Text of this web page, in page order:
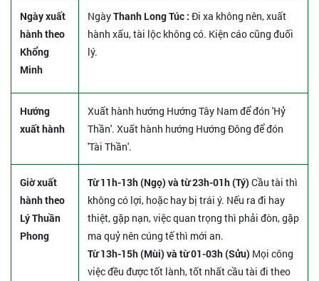
Ngày xuất
hành theo
Khổng
Minh
NgàyThanh Long Túc : Đi xa không nên, xuất
hành xấu, tài lộc không có. Kiện cáo cũng đuối
lý.
Hướng
xuất hành
Xuất hành hướng Hướng Tây Nam để đón 'Hỷ
Thần'. Xuất hành hướng Hướng Đông để đón
'Tài Thần'.
Giờ xuất
hành theo
Lý Thuần
Phong
Từ 11h-13h (Ngọ) và từ 23h-01h (Tý) Cầu tài thì
không có lợi, hoặc hay bị trái ý. Nếu ra đi hay
thiệt, gặp nạn, việc quan trọng thì phải đòn, gặp
ma quỷ nên cúng tế thì mới an.
Từ 13h-15h (Mùi) và từ 01-03h (Sửu) Mọi công
việc đều được tốt lành, tốt nhất cầu tài đi theo